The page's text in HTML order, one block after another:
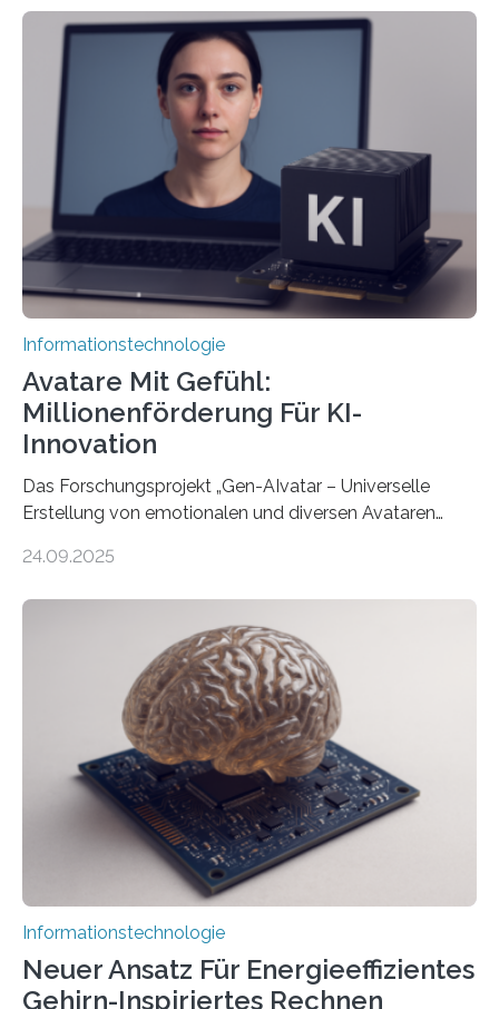
Informationstechnologie
Avatare Mit Gefühl:
Millionenförderung Für KI-
Innovation
Das Forschungsprojekt „Gen-AIvatar – Universelle
Erstellung von emotionalen und diversen Avataren
Förderung in Höhe von rund 2 Millionen Euro. Dabei
der MindPort GmbH eine neuartige, KI-gestützte
Lösung zur Erzeugung von Emotionen für realistische
Avatare. Gen-AIvatar entwickelt innovative und
kosteneffiziente Methoden, um lebensechte Avatare zu
erstellen. „Besonders wichtig ist uns eine ganzheitliche
Animation, bei der Stimme, Körperbewegung, Gestik
und Mimik im Einklang sind…
24.09.2025
Informationstechnologie
Neuer Ansatz Für Energieeffizientes
Gehirn-Inspiriertes Rechnen